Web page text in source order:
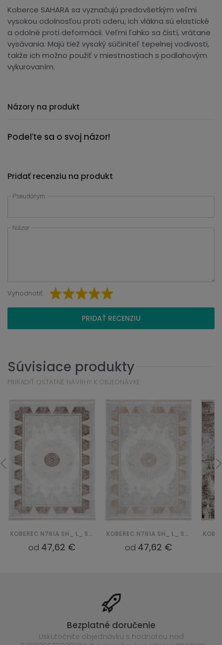
Koberce SAHARA sa vyznačujú predovšetkým veľmi
vysokou odolnosťou proti oderu, ich vlákna sú elastické
a odolné proti deformácii. Veľmi ľahko sa čistí, vrátane
vysávania. Majú tiež vysoký súčiniteľ tepelnej vodivosti,
takže ich možno použiť v miestnostiach s podlahovým
vykurovaním.
Názory na produkt
Podeľte sa o svoj názor!
Pridať recenziu na produkt
Pseudónym
Názor
Vyhodnotiť:
PRIDAŤ RECENZIU
Súvisiace produkty
PRIRADIŤ OSTATNÉ NÁVRHY K OBJEDNÁVKE
KOBEREC N761A SH_ L_ SAHARA - KREMOWY, BRĄZOWY
od 47,62 €
KOBEREC N761A SH_ L_ SAHARA - KREMOWY, BEŻOWY
od 47,62 €
Bezplatné doručenie
Uskutočnite objednávku s hodnotou nad